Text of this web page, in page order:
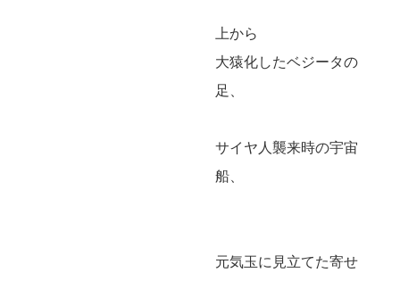
上から
大猿化したベジータの
足、
サイヤ人襲来時の宇宙
船、
元気玉に見立てた寄せ